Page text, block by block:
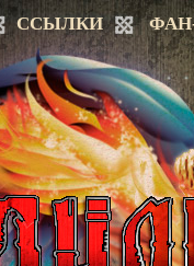
ССЫЛКИ